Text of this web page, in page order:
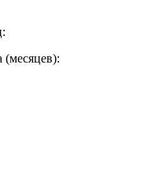
(месяцев):